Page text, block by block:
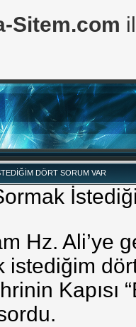
DÖRT SORUM VAR
Hz. Ali’ye
istediğim
Kapısı
Sitem.com